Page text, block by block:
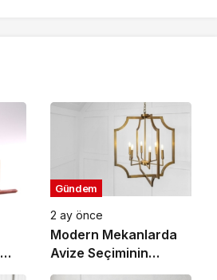
Gündem
2 ay önce
Modern Mekanlarda
Avize Seçiminin
Önemi